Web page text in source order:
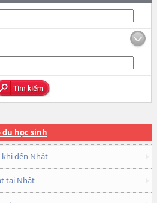
học sinh
đến Nhật
tại Nhật